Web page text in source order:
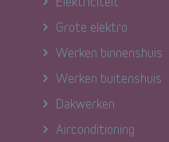
Grote elektro
Werken binnenshuis
Werken buitenshuis
Dakwerken
Airconditioning